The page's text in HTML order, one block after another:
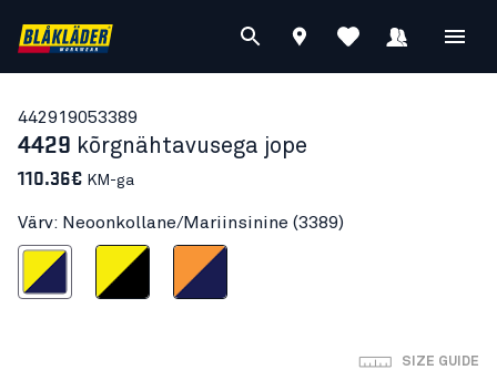
442919053389
4429 kõrgnähtavusega jope
110.36€ KM-ga
Värv: Neoonkollane/Mariinsinine (3389)
Mariinsinine
Neoonkollane/Must
Neoonoranž/Mariinsinine
SIZE GUIDE